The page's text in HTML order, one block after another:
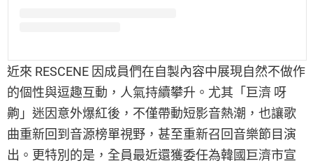
近來 RESCENE 因成員們在自製內容中展現自然不做作
的個性與逗趣互動，人氣持續攀升。尤其「巨濟 呀
齁」迷因意外爆紅後，不僅帶動短影音熱潮，也讓歌
曲重新回到音源榜單視野，甚至重新召回音樂節目演
出。更特別的是，全員最近還獲委任為韓國巨濟市宣